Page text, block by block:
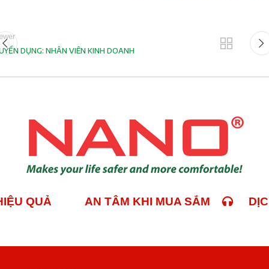
DỤNG: NHÂN VIÊN KINH DOANH
QUẢ AN TÂM KHI MUA SẮM